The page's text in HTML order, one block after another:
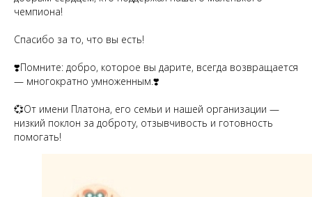
чемпиона!
Спасибо за то, что вы есть!
❣️Помните: добро, которое вы дарите, всегда возвращается
— многократно умноженным.❣️
💞От имени Платона, его семьи и нашей организации —
низкий поклон за доброту, отзывчивость и готовность
помогать!